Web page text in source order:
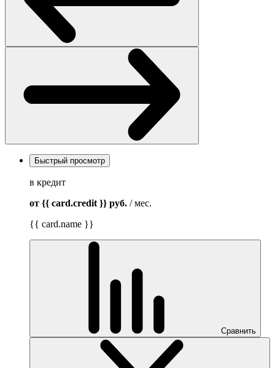
Быстрый просмотр
в кредит
от {{ card.credit }} руб. / мес.
{{ card.name }}
Сравнить